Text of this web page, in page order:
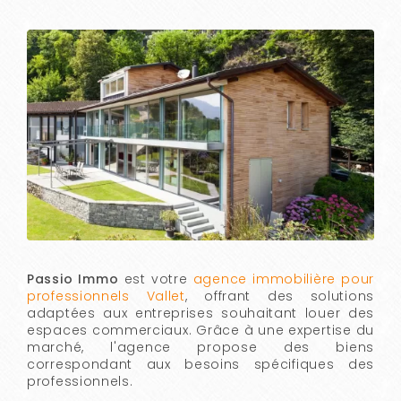
Passio Immo est votre agence immobilière pour
professionnels Vallet, offrant des solutions
adaptées aux entreprises souhaitant louer des
espaces commerciaux. Grâce à une expertise du
marché, l'agence propose des biens
correspondant aux besoins spécifiques des
professionnels.